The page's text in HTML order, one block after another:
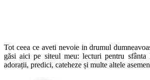
Tot ceea ce aveti nevoie in drumul
găsi aici pe siteul meu: lecturi pentru sfânta
adorații, predici, cateheze și multe altele